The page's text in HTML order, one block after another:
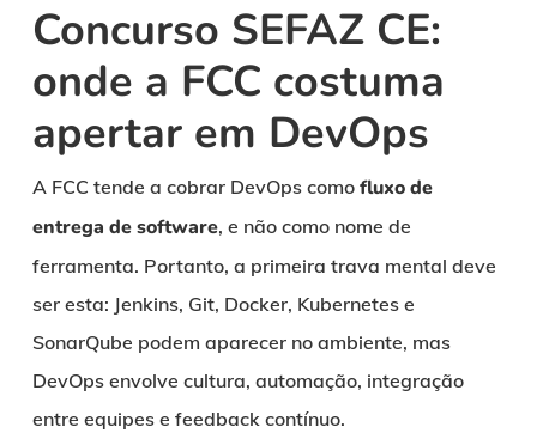
Concurso SEFAZ CE:
onde a FCC costuma
apertar em DevOps
A FCC tende a cobrar DevOps como fluxo de
entrega de software, e não como nome de
ferramenta. Portanto, a primeira trava mental deve
ser esta: Jenkins, Git, Docker, Kubernetes e
SonarQube podem aparecer no ambiente, mas
DevOps envolve cultura, automação, integração
entre equipes e feedback contínuo.